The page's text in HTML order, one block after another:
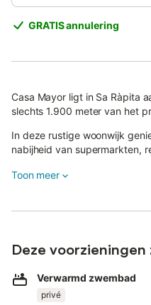
GRATIS annulering
Casa Mayor ligt in Sa Ràpita
slechts 1.900 meter van het
In deze rustige woonwijk
nabijheid van supermarkten,
keuken.
tv’s (65, 50 en 27 inch), een
babybedje en kinderstoel
Toon meer
Deze voorzieningen
Verwarmd zwembad
privé